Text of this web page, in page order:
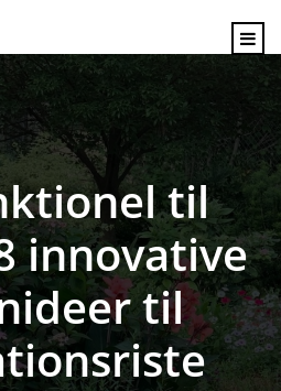
til
innovative
til